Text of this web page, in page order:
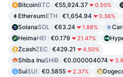
BitcoinBTC €55,924.37 0.50%
EthereumETH €1,654.94 0.36%
SolanaSOL €63.24 1.88%
HeimaHEI €0.179 21.47%
ZcashZEC €429.21 4.50%
Shiba InuSHIB €0.000004074
SuiSUI €0.5855 2.37%